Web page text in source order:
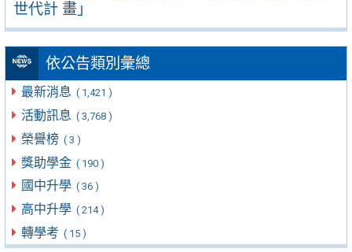
世代計 畫」
依公告類別彙總
最新消息 ( 1,421 )
活動訊息 ( 3,768 )
榮譽榜 ( 3 )
獎助學金 ( 190 )
國中升學 ( 36 )
高中升學 ( 214 )
轉學考 ( 15 )